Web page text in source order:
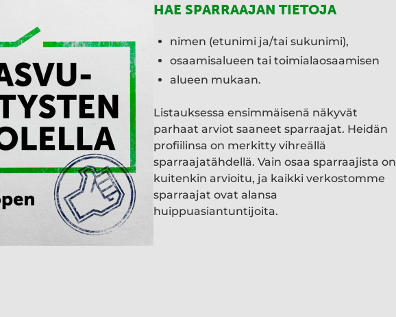
HAE SPARRAAJAN TIETOJA
nimen (etunimi ja/tai sukunimi),
osaamisalueen tai toimialaosaamisen
alueen mukaan.
Listauksessa ensimmäisenä näkyvät
parhaat arviot saaneet sparraajat. Heidän
profiilinsa on merkitty vihreällä
sparraajatähdellä. Vain osaa sparraajista on
kuitenkin arvioitu, ja kaikki verkostomme
sparraajat ovat alansa
huippuasiantuntijoita.